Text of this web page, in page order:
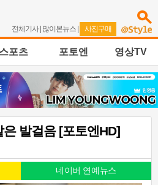
전체기사| 많이본뉴스 | 사진구매
스포츠 포토엔 영상TV
발걸음 [포토엔HD]
네이버 연예뉴스